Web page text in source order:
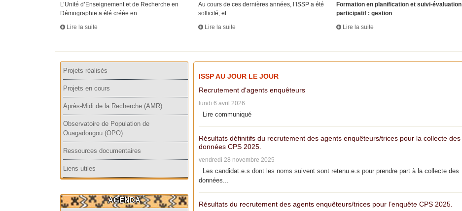
L’Unité d’Enseignement et de Recherche en
Démographie a été créée en...
Lire la suite
Au cours de ces dernières années, l’ISSP a été
sollicité, et...
Lire la suite
Formation en planification et suivi-évaluation
participatif : gestion
Lire la suite
ISSP AU JOUR LE JOUR
Recrutement d'agents enquêteurs
lundi 6 avril 2026
Lire communiqué
Résultats définitifs du recrutement des agents enquêteurs/trices pour la collecte des
données CPS 2025.
vendredi 28 novembre 2025
Les candidat.e.s dont les noms suivent sont retenu.e.s pour prendre part à la collecte des
données...
Résultats du recrutement des agents enquêteurs/trices pour l’enquête CPS 2025.
Projets réalisés
Projets en cours
Après-Midi de la Recherche (AMR)
Observatoire de Population de
Ouagadougou (OPO)
Ressources documentaires
Liens utiles
AGENDA